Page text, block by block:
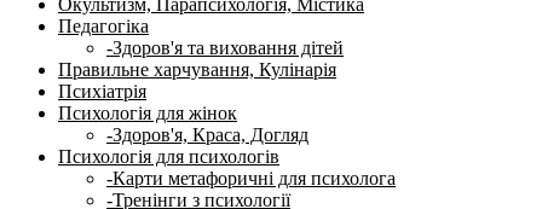
Окультизм, Парапсихологія, Містика
Педагогіка
-Здоров'я та виховання дітей
Правильне харчування, Кулінарія
Психіатрія
Психологія для жінок
-Здоров'я, Краса, Догляд
Психологія для психологів
-Карти метафоричні для психолога
-Тренінги з психології